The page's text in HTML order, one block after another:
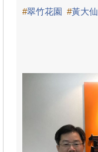
#翠竹花園 #黃大仙